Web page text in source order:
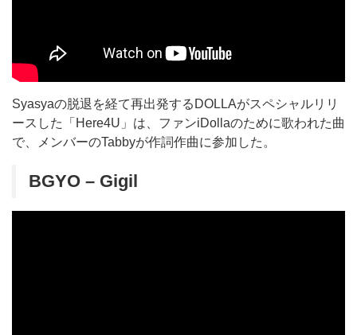
Syasyaの脱退を経て再出発するDOLLAがスペシャルリリ
ースした「Here4U」は、ファンiDollaのために歌われた曲
で、メンバーのTabbyが作詞作曲に参加した。
BGYO – Gigil